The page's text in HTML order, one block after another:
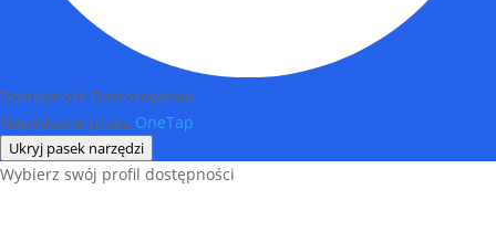
Dostępność Dostosowania
Napędzane przez OneTap
Ukryj pasek narzędzi
Wybierz swój profil dostępności